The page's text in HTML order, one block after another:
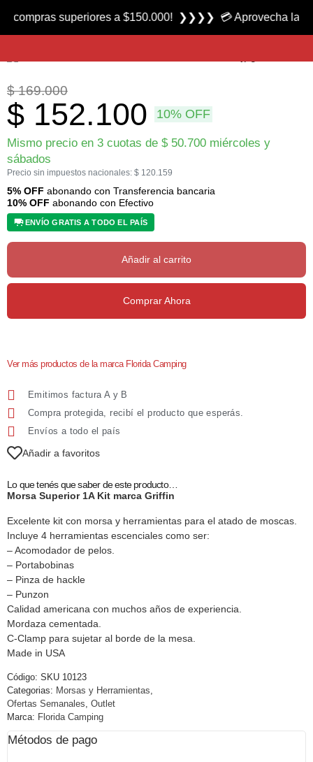
Producto nuevo
Morsa Superior 1A Kit marca Griffin
$169.000
$ 152.100 10% OFF
Mismo precio en 3 cuotas de $50.700 miércoles y
sábados
Precio sin impuestos nacionales: $ 120.159
5% OFF abonando con Transferencia bancaria
10% OFF abonando con Efectivo
ENVÍO GRATIS A TODO EL PAÍS
Añadir al carrito
Comprar Ahora
Ver más productos de la marca Florida Camping
Emitimos factura A y B
Compra protegida, recibí el producto que esperás.
Envíos a todo el país
Añadir a favoritos
Lo que tenés que saber de este producto…
Morsa Superior 1A Kit marca Griffin
Excelente kit con morsa y herramientas para el atado de moscas.
Incluye 4 herramientas escenciales como ser:
– Acomodador de pelos.
– Portabobinas
– Pinza de hackle
– Punzon
Calidad americana con muchos años de experiencia.
Mordaza cementada.
C-Clamp para sujetar al borde de la mesa.
Made in USA
Código: SKU 10123
Categorias: Morsas y Herramientas
Ofertas Semanales Outlet
Marca: Florida Camping
Métodos de pago
superiores a $150.000! ❯❯❯❯ 💳 Aprovecha las 3